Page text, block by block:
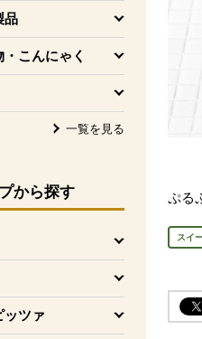
品
こんにゃく
一覧を見る
から探す
ッツァ
ぷる
スイ